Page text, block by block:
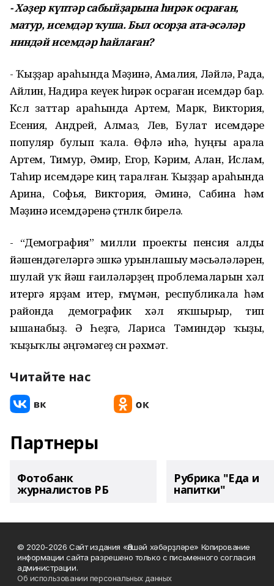
- Хәҙер күптәр сабыйҙарына һирәк осраған,
матур, исемдәр ҡуша. Был осорҙа ата-әсәләр
ниндәй исемдәр һайлаған?
- Ҡыҙҙар араһында Мәҙинә, Амалия, Ләйлә, Рада,
Айлин, Надира кеүек һирәк осраған исемдәр бар.
Көслө заттар араһында Артем, Марк, Виктория,
Есения, Андрей, Алмаз, Лев, Булат исемдәре
популяр булып ҡала. Өфөлә иһә, һуңғы арала
Артем, Тимур, Әмир, Егор, Кәрим, Алан, Ислам,
Таһир исемдәре киң таралған. Ҡыҙҙар араһында
Арина, Софья, Виктория, Әминә, Сабина һәм
Мәҙинә исемдәренә өҫтөнлөк бирелә.
- “Демография” милли проекты пенсия алды
йәшендәгеләргә эшкә урынлашыу мәсьәләләрен,
шулай уҡ йәш ғаиләләрҙең проблемаларын хәл
итергә ярҙам итер, ғөмүмән, республикала һәм
районда демографик хәл яҡшырыр, тип
ышанабыҙ. Ә Һеҙгә, Лариса Тәминдәр ҡыҙы,
ҡыҙыҡлы әңгәмәгеҙ өсөн рәхмәт.
Читайте нас
Партнеры
Фотобанк
журналистов РБ
Рубрика "Еда и
напитки"
© 2020-2026 Сайт издания «Әлшәй хәбәрҙләре» Копирование
информации сайта разрешено только с письменного согласия
администрации.
Об использовании персональных данных